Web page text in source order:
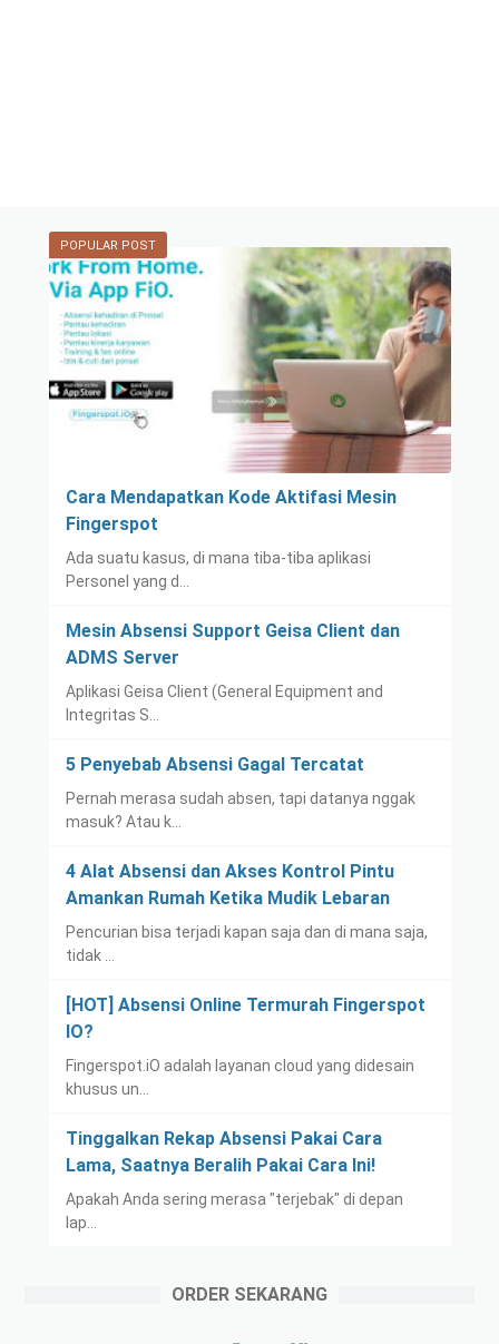
POPULAR POST
Cara Mendapatkan Kode Aktifasi Mesin
Fingerspot
Ada suatu kasus, di mana tiba-tiba aplikasi
Personel yang d…
Mesin Absensi Support Geisa Client dan
ADMS Server
Aplikasi Geisa Client (General Equipment and
Integritas S…
5 Penyebab Absensi Gagal Tercatat
Pernah merasa sudah absen, tapi datanya nggak
masuk? Atau k…
4 Alat Absensi dan Akses Kontrol Pintu
Amankan Rumah Ketika Mudik Lebaran
Pencurian bisa terjadi kapan saja dan di mana saja,
tidak …
[HOT] Absensi Online Termurah Fingerspot
IO?
Fingerspot.iO adalah layanan cloud yang didesain
khusus un…
Tinggalkan Rekap Absensi Pakai Cara
Lama, Saatnya Beralih Pakai Cara Ini!
Apakah Anda sering merasa "terjebak" di depan
lap…
ORDER SEKARANG